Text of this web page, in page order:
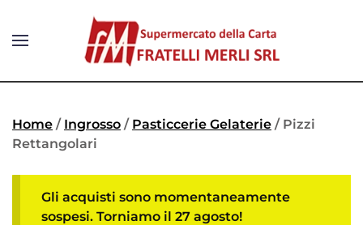
Home / Ingrosso / Pasticcerie Gelaterie / Pizzi
Rettangolari
Gli acquisti sono momentaneamente
sospesi. Torniamo il 27 agosto!